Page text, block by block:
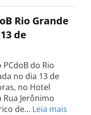
Rio Grande
de
do Rio
no dia 13 de
no Hotel
Jerônimo
de… Leia mais